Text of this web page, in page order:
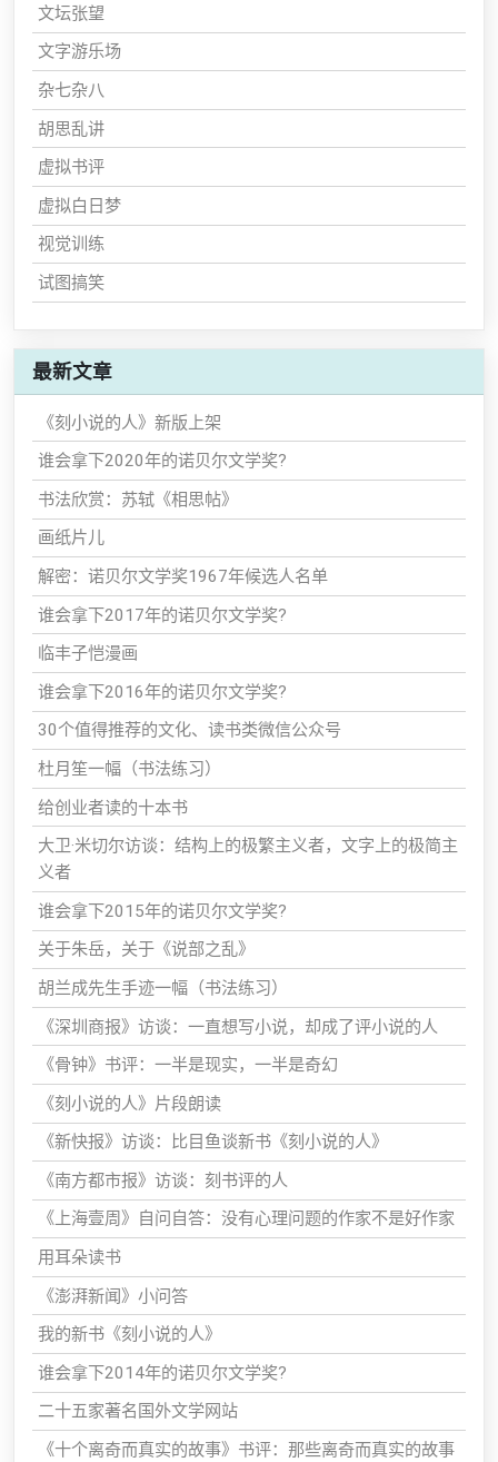
文坛张望
文字游乐场
杂七杂八
胡思乱讲
虚拟书评
虚拟白日梦
视觉训练
试图搞笑
最新文章
《刻小说的人》新版上架
谁会拿下2020年的诺贝尔文学奖?
书法欣赏：苏轼《相思帖》
画纸片儿
解密：诺贝尔文学奖1967年候选人名单
谁会拿下2017年的诺贝尔文学奖?
临丰子恺漫画
谁会拿下2016年的诺贝尔文学奖?
30个值得推荐的文化、读书类微信公众号
杜月笙一幅（书法练习）
给创业者读的十本书
大卫·米切尔访谈：结构上的极繁主义者，文字上的极简主
义者
谁会拿下2015年的诺贝尔文学奖?
关于朱岳，关于《说部之乱》
胡兰成先生手迹一幅（书法练习）
《深圳商报》访谈：一直想写小说，却成了评小说的人
《骨钟》书评：一半是现实，一半是奇幻
《刻小说的人》片段朗读
《新快报》访谈：比目鱼谈新书《刻小说的人》
《南方都市报》访谈：刻书评的人
《上海壹周》自问自答：没有心理问题的作家不是好作家
用耳朵读书
《澎湃新闻》小问答
我的新书《刻小说的人》
谁会拿下2014年的诺贝尔文学奖?
二十五家著名国外文学网站
《十个离奇而真实的故事》书评：那些离奇而真实的故事